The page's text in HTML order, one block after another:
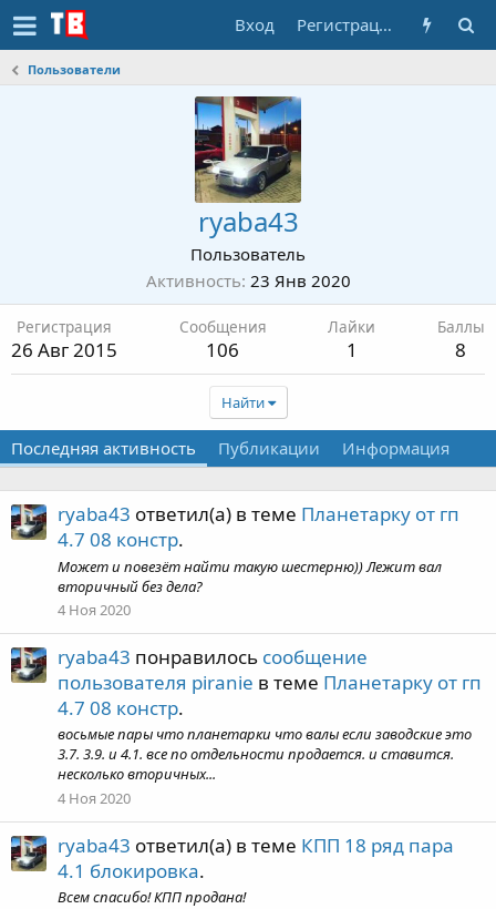
Вход Регистрация
Пользователи
ryaba43
Пользователь
Активность 23 Янв 2020
Регистрация
26 Авг 2015
Сообщения
106
Лайки
1
Баллы
8
Найти
Последняя активность Публикации Информация
ryaba43 ответил(а) в теме Планетарку от гп
4.7 08 констр.
Может и повезёт найти такую шестерню)) Лежит вал
вторичный без дела?
4 Ноя 2020
ryaba43 понравилось сообщение
пользователя piranie в теме Планетарку от гп
4.7 08 констр.
восьмые пары что планетарки что валы если заводские это
3.7. 3.9. и 4.1. все по отдельности продается. и ставится.
несколько вторичных...
4 Ноя 2020
ryaba43 ответил(а) в теме КПП 18 ряд пара
4.1 блокировка.
Всем спасибо! КПП продана!